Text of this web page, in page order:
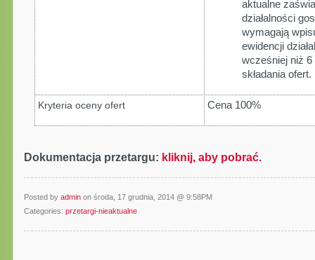
aktualne
działalności
wymagają
ewidencji
wcześniej niż 6
składania ofert.
Kryteria oceny ofert Cena 100%
Dokumentacja przetargu: kliknij, aby pobrać.
Posted by admin on środa, 17 grudnia, 2014 @ 9:58PM
Categories: przetargi-nieaktualne